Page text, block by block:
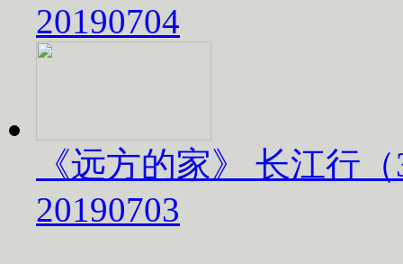
20190704
《远方的家》 长江行
20190703